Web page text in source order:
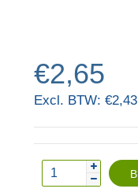
€2,65
Excl. BTW: €2,43